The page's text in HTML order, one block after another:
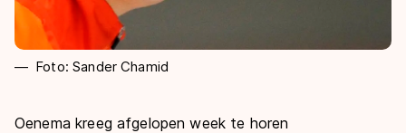
Foto: Sander Chamid
Oenema kreeg afgelopen week te horen